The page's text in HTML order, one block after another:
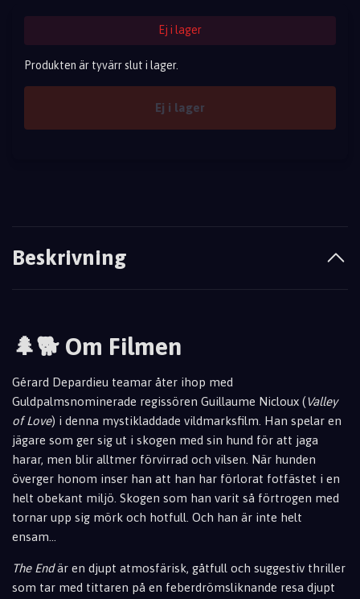
Ej i lager
Produkten är tyvärr slut i lager.
Ej i lager
Beskrivning
🌲🐕 Om Filmen
Gérard Depardieu teamar åter ihop med
Guldpalmsnominerade regissören Guillaume Nicloux (Valley
of Love) i denna mystikladdade vildmarksfilm. Han spelar en
jägare som ger sig ut i skogen med sin hund för att jaga
harar, men blir alltmer förvirrad och vilsen. När hunden
överger honom inser han att han har förlorat fotfästet i en
helt obekant miljö. Skogen som han varit så förtrogen med
tornar upp sig mörk och hotfull. Och han är inte helt
ensam...
The Endär en djupt atmosfärisk, gåtfull och suggestiv thriller
som tar med tittaren på en feberdrömsliknande resa djupt